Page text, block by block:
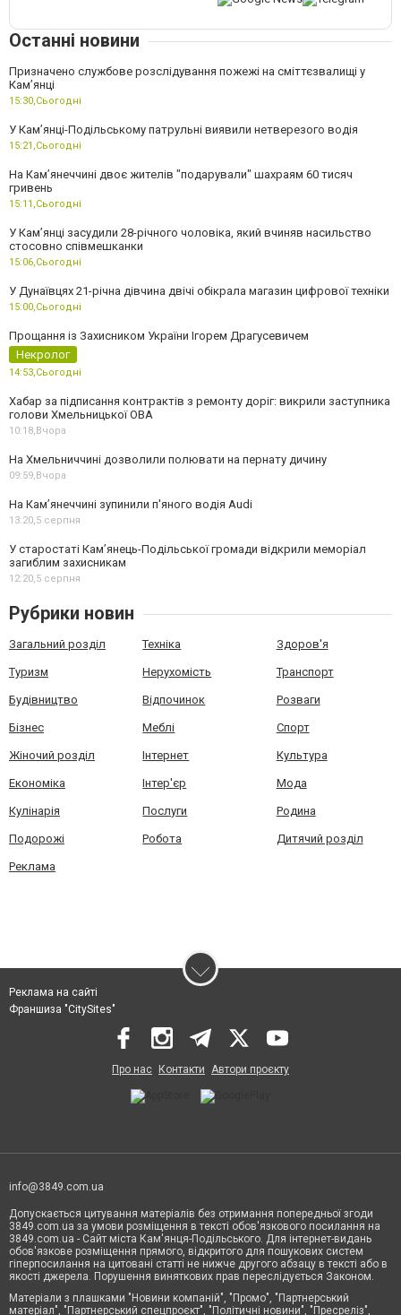
Останні новини
Призначено службове розслідування пожежі на сміттєзвалищі у
Кам’янці
15:30,Сьогодні
У Кам’янці-Подільському патрульні виявили нетверезого водія
15:21,Сьогодні
На Камʼянеччині двоє жителів "подарували" шахраям 60 тисяч
гривень
15:11,Сьогодні
У Камʼянці засудили 28-річного чоловіка, який вчиняв насильство
стосовно співмешканки
15:06,Сьогодні
У Дунаївцях 21-річна дівчина двічі обікрала магазин цифрової техніки
15:00,Сьогодні
Прощання із Захисником України Ігорем Драгусевичем
Некролог
14:53,Сьогодні
Хабар за підписання контрактів з ремонту доріг: викрили заступника
голови Хмельницької ОВА
10:18,Вчора
На Хмельниччині дозволили полювати на пернату дичину
09:59,Вчора
На Камʼянеччині зупинили п'яного водія Audi
13:20,5 серпня
У старостаті Кам’янець-Подільської громади відкрили меморіал
загиблим захисникам
12:20,5 серпня
Рубрики новин
Загальний розділ Техніка Здоров'я
Туризм Нерухомість Транспорт
Будівництво Відпочинок Розваги
Бізнес Меблі Спорт
Жіночий розділ Інтернет Культура
Економіка Інтер'єр Мода
Кулінарія Послуги Родина
Подорожі Робота Дитячий розділ
Реклама
Реклама на сайті
Франшиза "CitySites"
Про нас Контакти Автори проєкту
info@3849.com.ua
Допускається цитування матеріалів без отримання попередньої згоди
3849.com.ua за умови розміщення в тексті обов'язкового посилання на
3849.com.ua - Сайт міста Кам'янця-Подільського. Для інтернет-видань
обов'язкове розміщення прямого, відкритого для пошукових систем
гіперпосилання на цитовані статті не нижче другого абзацу в тексті або в
якості джерела. Порушення виняткових прав переслідується Законом.
Матеріали з плашками "Новини компаній", "Промо", "Партнерський
матеріал", "Партнерський спецпроєкт", "Політичні новини", "Пресреліз",